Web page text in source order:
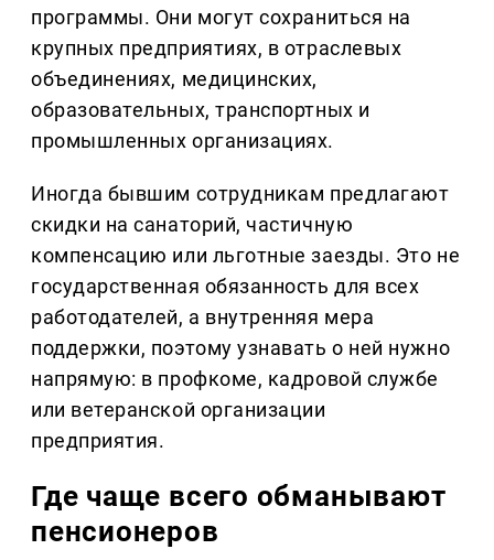
программы. Они могут сохраниться на
крупных предприятиях, в отраслевых
объединениях, медицинских,
образовательных, транспортных и
промышленных организациях.
Иногда бывшим сотрудникам предлагают
скидки на санаторий, частичную
компенсацию или льготные заезды. Это не
государственная обязанность для всех
работодателей, а внутренняя мера
поддержки, поэтому узнавать о ней нужно
напрямую: в профкоме, кадровой службе
или ветеранской организации
предприятия.
Где чаще всего обманывают
пенсионеров